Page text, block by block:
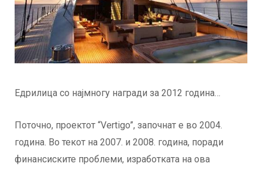
Едрилица со најмногу награди за 2012 година…
Поточно, проектот “Vertigo”, започнат е во 2004.
година. Во текот на 2007. и 2008. година, поради
финансиските проблеми, изработката на ова